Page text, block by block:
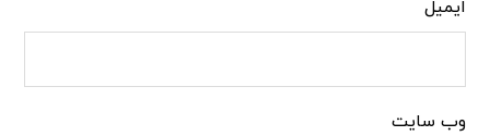
ایمیل
وب‌ سایت